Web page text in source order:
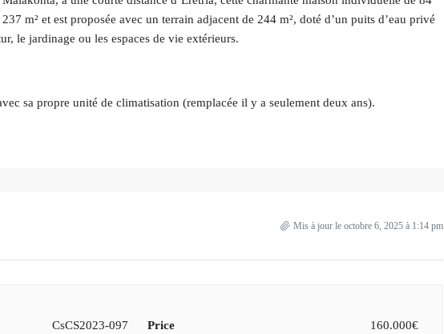
m² et est proposée avec un terrain adjacent de 244 m², doté d’un puits d’eau privé
le jardinage ou les espaces de vie extérieurs.
sa propre unité de climatisation (remplacée il y a seulement deux ans).
Mis à jour le octobre 6, 2025 à 1:14 pm
CsCS2023-097 Price 160.000€